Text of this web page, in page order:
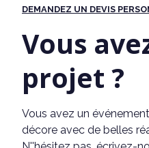
DEMANDEZ UN DEVIS
Vous
projet ?
Vous avez un
décore avec de belles